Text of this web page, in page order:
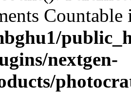
Countable
nextgen-